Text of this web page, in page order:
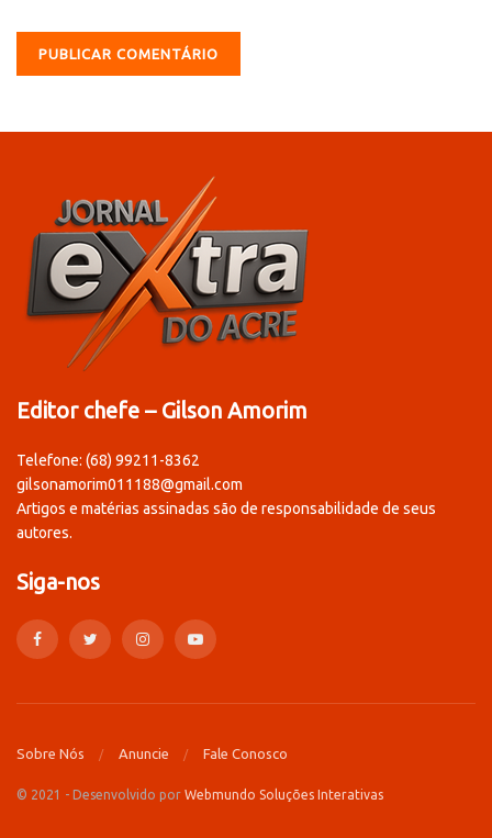
Editor chefe – Gilson Amorim
Telefone: (68) 99211-8362
gilsonamorim011188@gmail.com
Artigos e matérias assinadas são de responsabilidade de seus
autores.
Siga-nos
Sobre Nós Anuncie Fale Conosco
© 2021 - Desenvolvido por Webmundo Soluções Interativas